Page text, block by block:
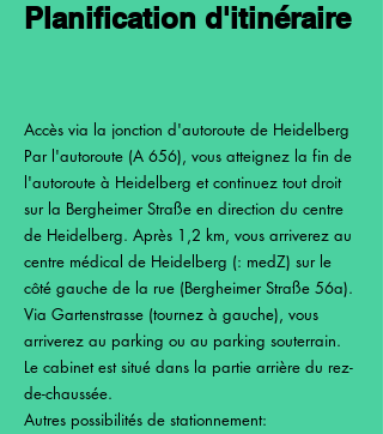
Planification d'itinéraire
Accès via la jonction d'autoroute de Heidelberg
Par l'autoroute (A 656), vous atteignez la fin de
l'autoroute à Heidelberg et continuez tout droit
sur la Bergheimer Straße en direction du centre
de Heidelberg. Après 1,2 km, vous arriverez au
centre médical de Heidelberg (: medZ) sur le
côté gauche de la rue (Bergheimer Straße 56a).
Via Gartenstrasse (tournez à gauche), vous
arriverez au parking ou au parking souterrain.
Le cabinet est situé dans la partie arrière du rez-
de-chaussée.
Autres possibilités de stationnement: